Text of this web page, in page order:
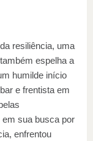
resiliência, uma
espelha a
humilde início
e frentista em
sua busca por
enfrentou